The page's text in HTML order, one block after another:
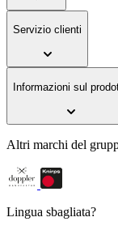
Servizio clienti
Informazioni sul
Altri marchi del
Lingua sbagliata?